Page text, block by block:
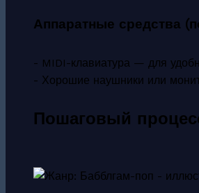
Аппаратные средства
- MIDI-клавиатура — для
- Хорошие наушники или
Пошаговый